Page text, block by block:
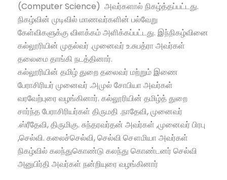
(Computer Science) அவர்களால் நிகழ்த்தப்பட்டது.
நிகழ்வின் முடிவில் மாணவர்களின் பல்வேறு
கேள்விகளுக்கு விளக்கம் அளிக்கப்பட்டது. இந்நிகழ்வினை
கல்லூரியின் முதல்வர் .முனைவர் உ.சுபத்ரா அவர்கள்
தலைமை தாங்கி நடத்தினார்.
கல்லூரியின் தமிழ் துறை தலைவர் மற்றும் இணை
பேராசிரியர் முனைவர் .அமுல் சோபியா அவர்கள்
வரவேற்புரை வழங்கினார். கல்லூரியின் தமிழ்த் துறை
சார்ந்த பேராசிரியர்கள் திருமதி .நாதேவி, முனைவர்
.ஸ்ரீதேவி, திருமிகு. சுந்தரவர்தன் அவர்கள் ,முனைவர் பிரபு
,செல்வி. கலைச்செல்வி, செல்வி சௌமியா அவர்கள்
நிகழ்வில் கலந்துகொண்டு கலந்து கொண்டனர் செல்வி
அனுபிர்தி அவர்கள் நன்றியுரை வழங்கினார்